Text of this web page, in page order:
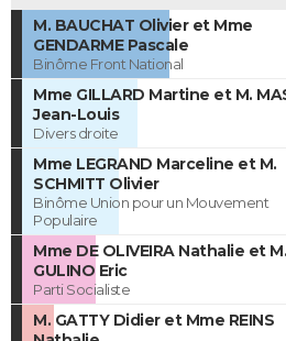
M. BAUCHAT Olivier et Mme
GENDARME Pascale
Binôme Front National
Mme GILLARD Martine et M.
Jean-Louis
Divers droite
Mme LEGRAND Marceline et M.
SCHMITT Olivier
Binôme Union pour un Mouvement
Populaire
Mme DE OLIVEIRA Nathalie et M.
GULINO Eric
Parti Socialiste
M. GATTY Didier et Mme REINS